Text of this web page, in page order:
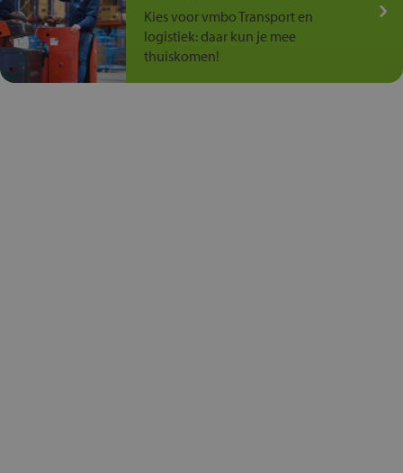
Kies voor vmbo Transport en
logistiek: daar kun je mee
thuiskomen!